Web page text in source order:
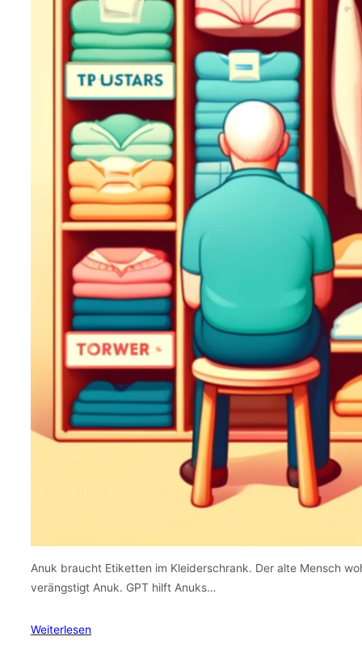
Anuk braucht Etiketten im Kleiderschrank. Der alte Mensch
verängstigt Anuk. GPT hilft Anuks…
Weiterlesen